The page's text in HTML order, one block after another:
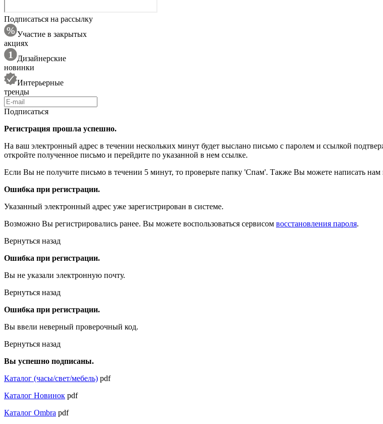
Подписаться на рассылку
Участие в закрытых
акциях
Дизайнерские
новинки
Интерьерные
тренды
Подписаться
Регистрация прошла успешно.
На ваш электронный адрес в течении нескольких минут будет выслано письмо с паролем и ссылкой
откройте полученное письмо и перейдите по указанной в нем ссылке.
Если Вы не получите письмо в течении 5 минут, то проверьте папку 'Спам'. Также Вы можете написать нам
Ошибка при регистрации.
Указанный электронный адрес уже зарегистрирован в системе.
Возможно Вы регистрировались ранее. Вы можете воспользоваться сервисом восстановления пароля.
Вернуться назад
Ошибка при регистрации.
Вы не указали электронную почту.
Вернуться назад
Ошибка при регистрации.
Вы ввели неверный проверочный код.
Вернуться назад
Вы успешно подписаны.
Каталог (часы/свет/мебель) pdf
Каталог Новинок pdf
Каталог Ombra pdf